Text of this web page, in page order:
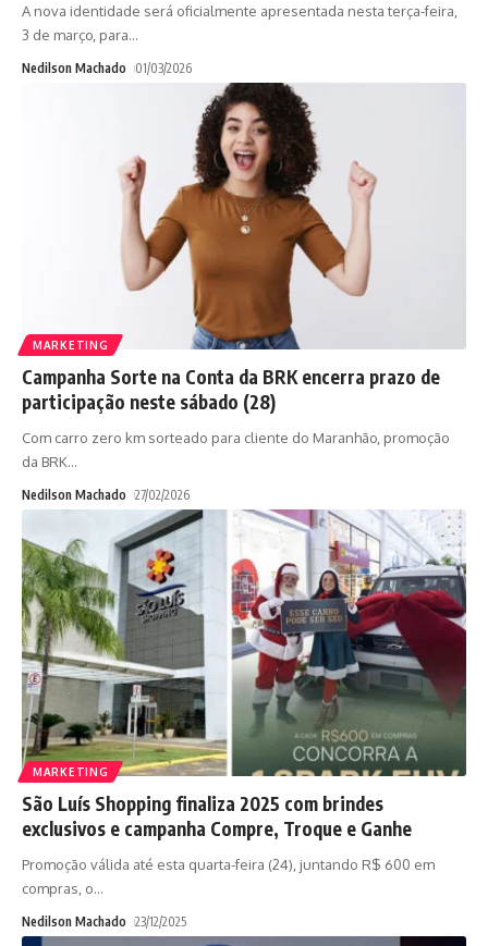
A nova identidade será oficialmente apresentada nesta terça-feira,
3 de março, para…
Nedilson Machado 01/03/2026
MARKETING
Campanha Sorte na Conta da BRK encerra prazo de
participação neste sábado (28)
Com carro zero km sorteado para cliente do Maranhão, promoção
da BRK…
Nedilson Machado 27/02/2026
MARKETING
São Luís Shopping finaliza 2025 com brindes
exclusivos e campanha Compre, Troque e Ganhe
Promoção válida até esta quarta-feira (24), juntando R$ 600 em
compras, o…
Nedilson Machado 23/12/2025